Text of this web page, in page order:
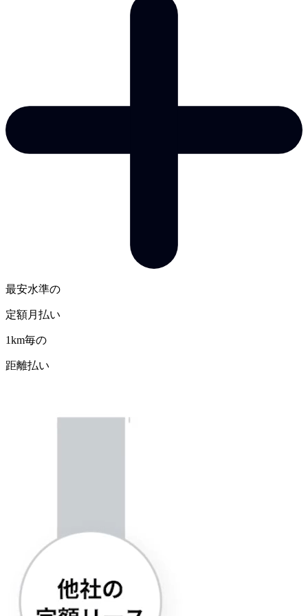
最安水準の
定額月払い
1km毎の
距離払い